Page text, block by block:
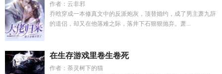
作者：云非邪
乔晗穿成一本修真文中的反派炮灰，顶替婚约，成了男主萧九辞
的道侣，却又在他落难之际，落井下石狠狠抛弃。萧...
在生存游戏里卷生卷死
作者：荼灵树下的猫